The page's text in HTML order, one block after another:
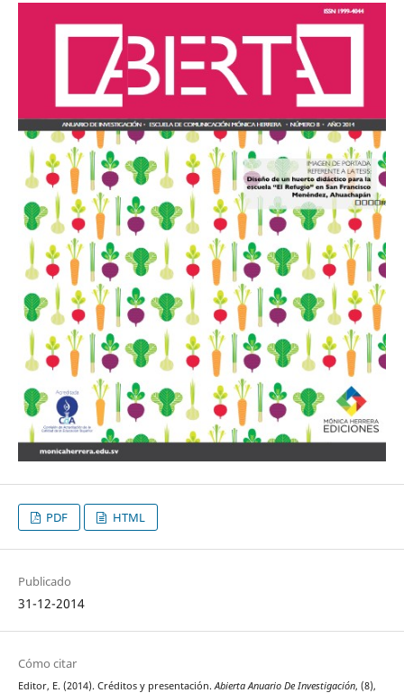
PDF HTML
Publicado
31-12-2014
Cómo citar
Editor, E. (2014). Créditos y presentación. Abierta Anuario De Investigación, (8),